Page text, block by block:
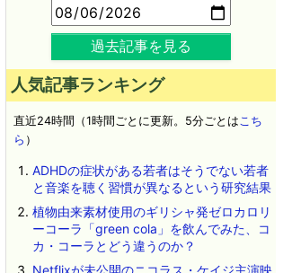
過去記事を見る
人気記事ランキング
直近24時間（1時間ごとに更新。5分ごとはこち
ら ）
ADHDの症状がある若者はそうでない若者
と音楽を聴く習慣が異なるという研究結果
植物由来素材使用のギリシャ発ゼロカロリ
ーコーラ「green cola」を飲んでみた、コ
カ・コーラとどう違うのか？
Netflixが未公開のニコラス・ケイジ主演映